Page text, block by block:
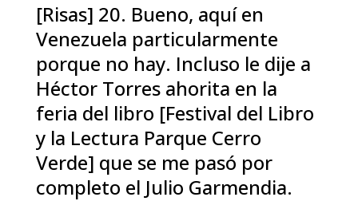
[Risas] 20. Bueno, aquí en
Venezuela particularmente
porque no hay. Incluso le dije a
Héctor Torres ahorita en la
feria del libro [Festival del Libro
y la Lectura Parque Cerro
Verde] que se me pasó por
completo el Julio Garmendia.